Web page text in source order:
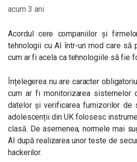
acum 3 ani
Acordul cere companiilor și
tehnologii cu AI într-un mod care să
cum ar fi acela ca tehnologiile să fie
Înțelegerea nu are caracter
cum ar fi monitorizarea sistemelor
datelor și verificarea furnizorilor de
adolescenții din UK folosesc
clasă. De asemenea, normele mai
AI după realizarea unor teste de
hackerilor.